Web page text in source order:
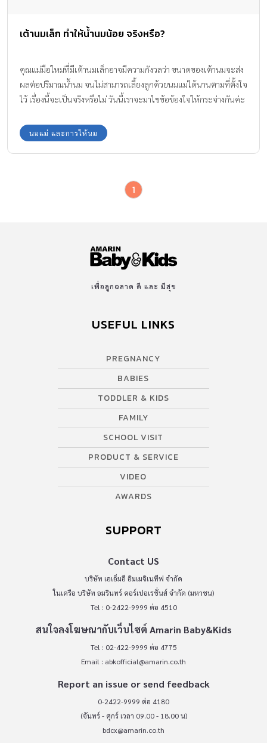
เต้านมเล็ก ทำให้น้ำนมน้อย จริงหรือ?
คุณแม่มือใหม่ที่มีเต้านมเล็กอาจมีความกังวลว่า ขนาดของเต้านมจะส่ง
ผลต่อปริมาณน้ำนม จนไม่สามารถเลี้ยงลูกด้วยนมแม่ได้นานตามที่ตั้งใจ
ไว้ เรื่องนี้จะเป็นจริงหรือไม่ วันนี้เราจะมาไขข้อข้องใจให้กระจ่างกันค่ะ
นมแม่ และการให้นม
1
เพื่อลูกฉลาด ดี และ มีสุข
USEFUL LINKS
PREGNANCY
BABIES
TODDLER & KIDS
FAMILY
SCHOOL VISIT
PRODUCT & SERVICE
VIDEO
AWARDS
SUPPORT
Contact US
บริษัท เอเอ็มอี อิมเมจิเนทีฟ จำกัด
ในเครือ บริษัท อมรินทร์ คอร์เปอเรชั่นส์ จำกัด (มหาชน)
Tel : 0-2422-9999 ต่อ 4510
สนใจลงโฆษณากับเว็บไซต์ Amarin Baby&Kids
Tel : 02-422-9999 ต่อ 4775
Email : abkofficial@amarin.co.th
Report an issue or send feedback
0-2422-9999 ต่อ 4180
(จันทร์ - ศุกร์ เวลา 09.00 - 18.00 น)
bdcx@amarin.co.th